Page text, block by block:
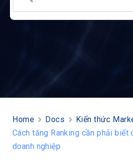
Home Docs Kiến thức
Cách tăng Ranking cần phải biết
doanh nghiệp